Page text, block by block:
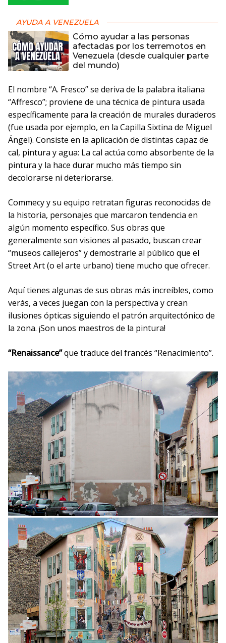
AYUDA A VENEZUELA
Cómo ayudar a las personas
afectadas por los terremotos en
Venezuela (desde cualquier parte
del mundo)
El nombre “A. Fresco” se deriva de la palabra italiana
“Affresco”; proviene de una técnica de pintura usada
específicamente para la creación de murales duraderos
(fue usada por ejemplo, en la Capilla Sixtina de Miguel
Ángel). Consiste en la aplicación de distintas capaz de
cal, pintura y agua: La cal actúa como absorbente de la
pintura y la hace durar mucho más tiempo sin
decolorarse ni deteriorarse.
Commecy y su equipo retratan figuras reconocidas de
la historia, personajes que marcaron tendencia en
algún momento específico. Sus obras que
generalmente son visiones al pasado, buscan crear
“museos callejeros” y demostrarle al público que el
Street Art (o el arte urbano) tiene mucho que ofrecer.
Aquí tienes algunas de sus obras más increíbles, como
verás, a veces juegan con la perspectiva y crean
ilusiones ópticas siguiendo el patrón arquitectónico de
la zona. ¡Son unos maestros de la pintura!
“Renaissance”que traduce del francés “Renacimiento”.